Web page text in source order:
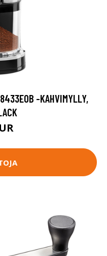
-KAHVIMYLLY,